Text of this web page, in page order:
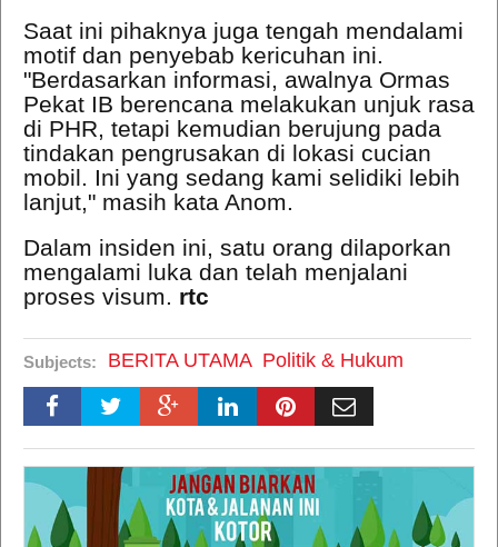
Saat ini pihaknya juga tengah mendalami
motif dan penyebab kericuhan ini.
"Berdasarkan informasi, awalnya Ormas
Pekat IB berencana melakukan unjuk rasa
di PHR, tetapi kemudian berujung pada
tindakan pengrusakan di lokasi cucian
mobil. Ini yang sedang kami selidiki lebih
lanjut," masih kata Anom.
Dalam insiden ini, satu orang dilaporkan
mengalami luka dan telah menjalani
proses visum. rtc
Subjects: BERITA UTAMA Politik & Hukum